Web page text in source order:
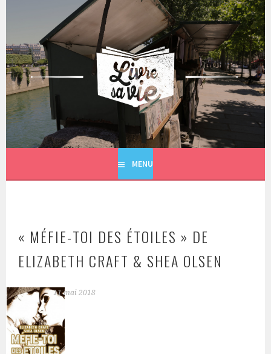
principal
LIVRE SA VIE
MENU
« MÉFIE-TOI DES ÉTOILES » DE
ELIZABETH CRAFT & SHEA OLSEN
11 mai 2018